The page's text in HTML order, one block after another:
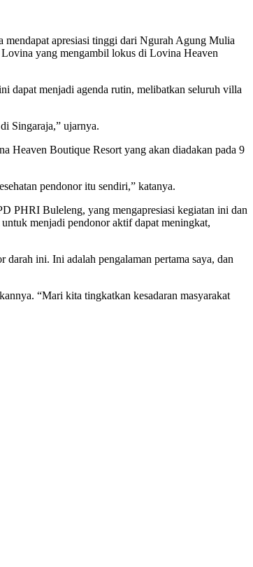
apresiasi tinggi dari Ngurah Agung Mulia
yang mengambil lokus di Lovina Heaven
dapat menjadi agenda rutin, melibatkan seluruh villa
Singaraja,” ujarnya.
Heaven Boutique Resort yang akan diadakan pada 9
pendonor itu sendiri,” katanya.
PHRI Buleleng, yang mengapresiasi kegiatan ini dan
menjadi pendonor aktif dapat meningkat,
ini. Ini adalah pengalaman pertama saya, dan
“Mari kita tingkatkan kesadaran masyarakat